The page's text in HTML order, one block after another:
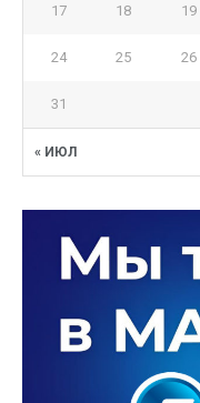
« ИЮЛ
17 18 19
24 25 26
31